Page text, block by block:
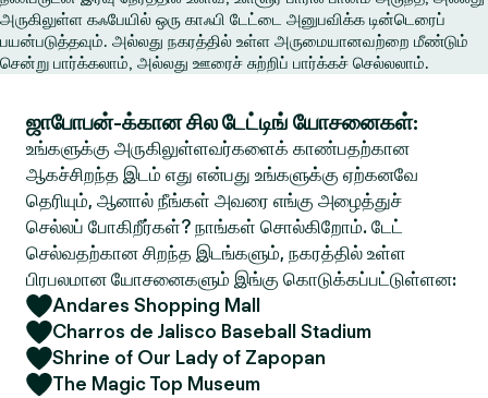
அருகிலுள்ள கஃபேயில் ஒரு காஃபி டேட்டை அனுபவிக்க டின்டெரைப்
பயன்படுத்தவும். அல்லது நகரத்தில் உள்ள அருமையானவற்றை மீண்டும்
சென்று பார்க்கலாம், அல்லது ஊரைச் சுற்றிப் பார்க்கச் செல்லலாம்.
ஜாபோபன்-க்கான சில டேட்டிங் யோசனைகள்:
உங்களுக்கு அருகிலுள்ளவர்களைக் காண்பதற்கான
ஆகச்சிறந்த இடம் எது என்பது உங்களுக்கு ஏற்கனவே
தெரியும், ஆனால் நீங்கள் அவரை எங்கு அழைத்துச்
செல்லப் போகிறீர்கள்? நாங்கள் சொல்கிறோம். டேட்
செல்வதற்கான சிறந்த இடங்களும், நகரத்தில் உள்ள
பிரபலமான யோசனைகளும் இங்கு கொடுக்கப்பட்டுள்ளன:
Andares Shopping Mall
Charros de Jalisco Baseball Stadium
Shrine of Our Lady of Zapopan
The Magic Top Museum